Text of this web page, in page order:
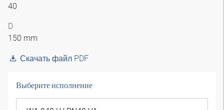
40
D
150 mm
Скачать файл PDF
Выберите исполнение